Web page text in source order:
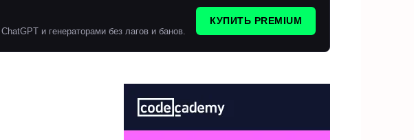
и генераторами без лагов и банов.
КУПИТЬ PREMIUM